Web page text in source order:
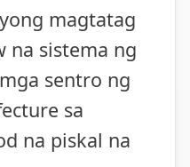
magtatag
na sistema ng
sentro ng
sa
na piskal na